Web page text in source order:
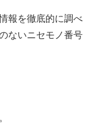
報を徹底的に調べ
ないニセモノ番号